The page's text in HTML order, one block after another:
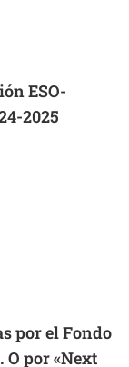
ESO-
2025
por el Fondo
O por «Next